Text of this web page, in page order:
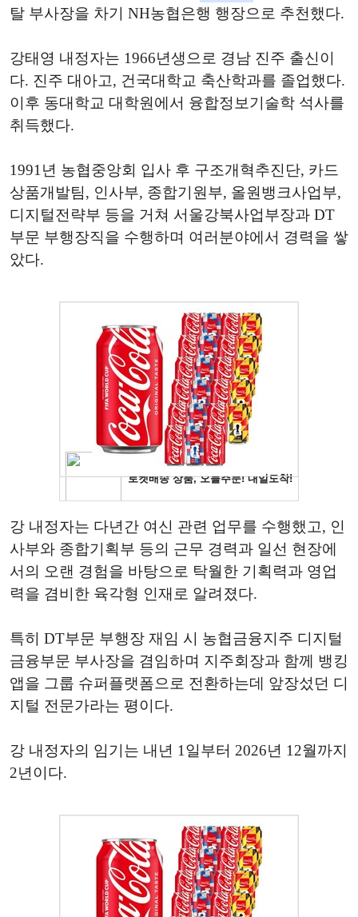
탈 부사장을 차기 NH농협은행 행장으로 추천했다.
강태영 내정자는 1966년생으로 경남 진주 출신이
다. 진주 대아고, 건국대학교 축산학과를 졸업했다.
이후 동대학교 대학원에서 융합정보기술학 석사를
취득했다.
1991년 농협중앙회 입사 후 구조개혁추진단, 카드
상품개발팀, 인사부, 종합기원부, 올원뱅크사업부,
디지털전략부 등을 거쳐 서울강북사업부장과 DT
부문 부행장직을 수행하며 여러분야에서 경력을 쌓
았다.
강 내정자는 다년간 여신 관련 업무를 수행했고, 인
사부와 종합기획부 등의 근무 경력과 일선 현장에
서의 오랜 경험을 바탕으로 탁월한 기획력과 영업
력을 겸비한 육각형 인재로 알려졌다.
특히 DT부문 부행장 재임 시 농협금융지주 디지털
금융부문 부사장을 겸임하며 지주회장과 함께 뱅킹
앱을 그룹 슈퍼플랫폼으로 전환하는데 앞장섰던 디
지털 전문가라는 평이다.
강 내정자의 임기는 내년 1일부터 2026년 12월까지
2년이다.